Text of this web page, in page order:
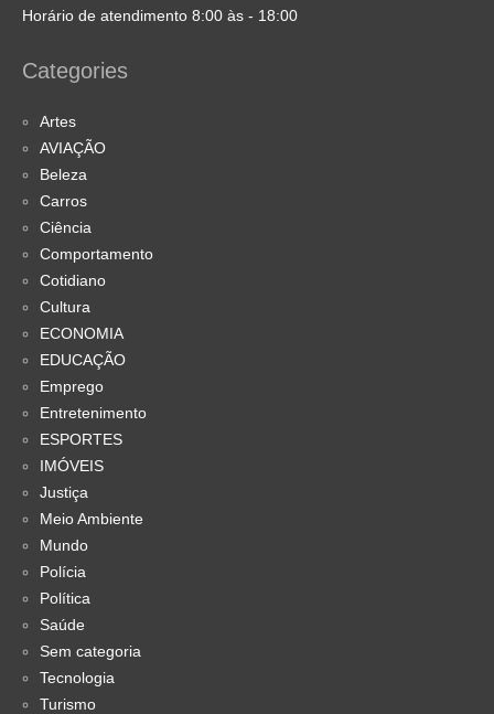
Horário de atendimento 8:00 às - 18:00
Categories
Artes
AVIAÇÃO
Beleza
Carros
Ciência
Comportamento
Cotidiano
Cultura
ECONOMIA
EDUCAÇÃO
Emprego
Entretenimento
ESPORTES
IMÓVEIS
Justiça
Meio Ambiente
Mundo
Polícia
Política
Saúde
Sem categoria
Tecnologia
Turismo